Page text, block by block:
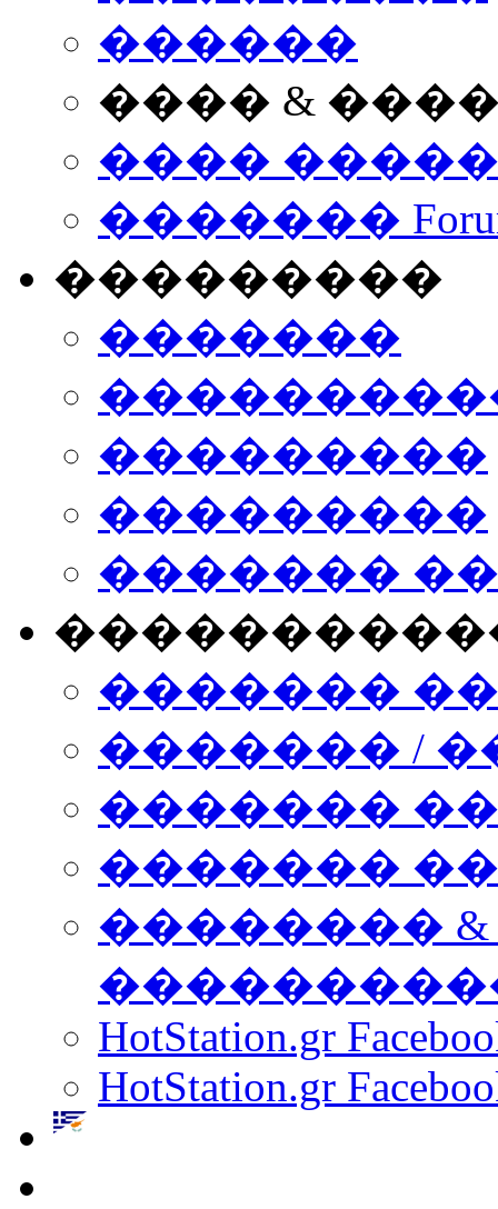
������
���� &
����
�������
���������
�������
���������
���������
�������
�������
������� /
�������
������� ���
��������
HotStation.gr
HotStation.gr